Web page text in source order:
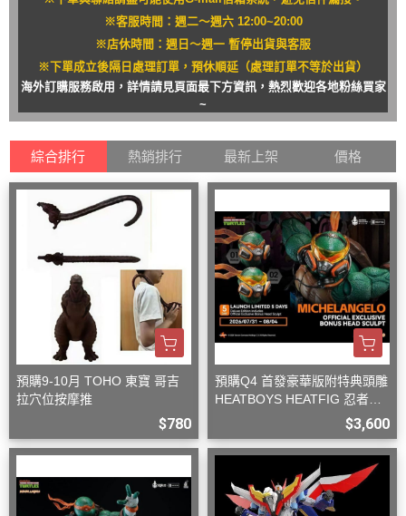
※客服時間：週二～週六 12:00~20:00
※店休時間：週日～週一 暫停出貨與客服
※下單成立後隔日處理訂單，預休順延（處理訂單不等於出貨）
海外訂購服務啟用，詳情請見頁面最下方資訊，熱烈歡迎各地粉絲買家
~
綜合排行 熱銷排行 最新上架 價格
預購9-10月 TOHO 東寶 哥吉
拉穴位按摩推
$780
預購Q4 首發豪華版附特典頭雕
HEATBOYS HEATFIG 忍者龜
$3,600